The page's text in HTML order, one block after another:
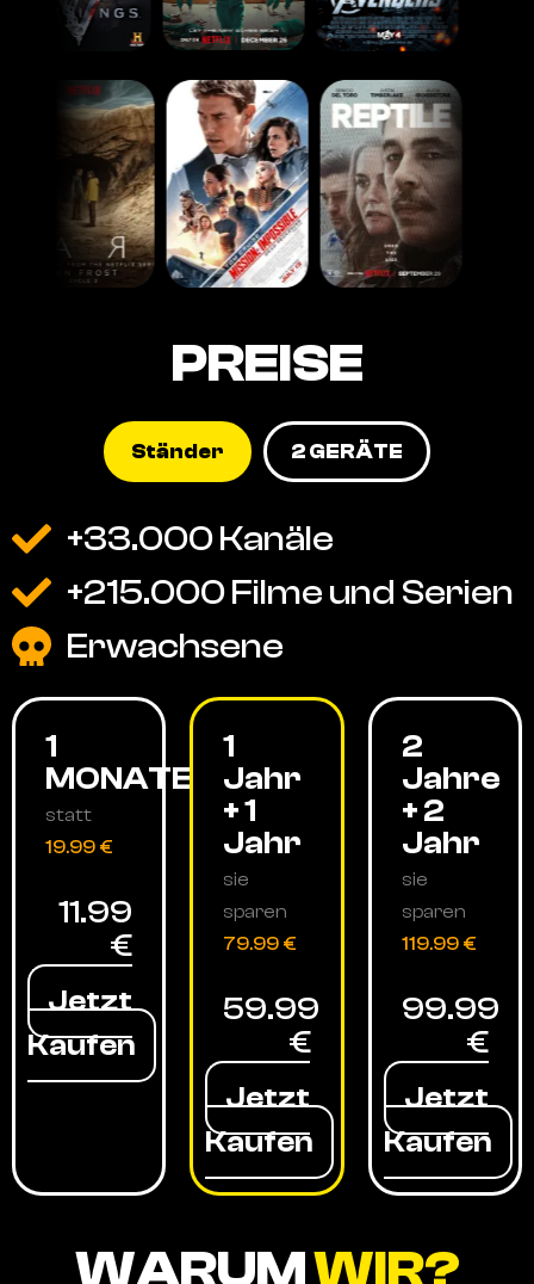
PREISE
Ständer 2 GERÄTE
+33.000 Kanäle
+215.000 Filme und Serien
Erwachsene
1
MONATE
statt
19.99 €
11.99
€
Jetzt
Kaufen
1
Jahr
+ 1
Jahr
sie
sparen
79.99 €
59.99
€
Jetzt
Kaufen
2
Jahre
+ 2
Jahr
sie
sparen
119.99 €
99.99
€
Jetzt
Kaufen
WARUMWIR?